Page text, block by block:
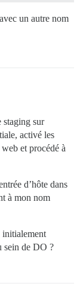
un autre nom
staging sur
activé les
et procédé à
d’hôte dans
à mon nom
initialement
sein de DO ?